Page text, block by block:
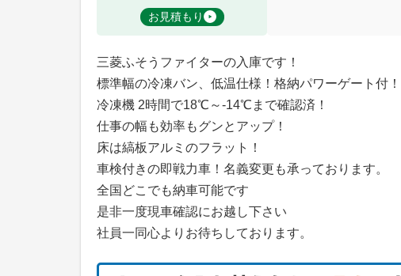
お見積もり
三菱ふそうファイターの入庫です！
標準幅の冷凍バン、低温仕様！格納パワーゲート付！
冷凍機 2時間で18℃～-14℃まで確認済！
仕事の幅も効率もグンとアップ！
床は縞板アルミのフラット！
車検付きの即戦力車！名義変更も承っております。
全国どこでも納車可能です
是非一度現車確認にお越し下さい
社員一同心よりお待ちしております。